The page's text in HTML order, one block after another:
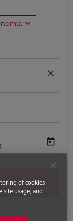
expand_more
close
date-aria-label
today
of cookies
site usage, and